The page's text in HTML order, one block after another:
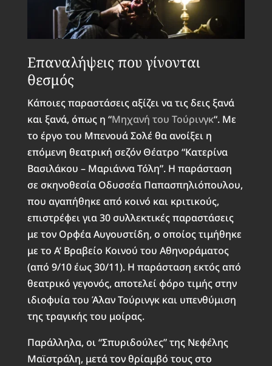
Επαναλήψεις που γίνονται
θεσμός
Κάποιες παραστάσεις αξίζει να τις δεις ξανά
και ξανά, όπως η “Μηχανή του Τούρινγκ“. Με
το έργο του Μπενουά Σολέ θα ανοίξει η
επόμενη θεατρική σεζόν Θέατρο “Κατερίνα
Βασιλάκου – Μαριάννα Τόλη”. Η παράσταση
σε σκηνοθεσία Οδυσσέα Παπασπηλιόπουλου,
που αγαπήθηκε από κοινό και κριτικούς,
επιστρέφει για 30 συλλεκτικές παραστάσεις
με τον Ορφέα Αυγουστίδη, ο οποίος τιμήθηκε
με το Α’ Βραβείο Κοινού του Αθηνοράματος
(από 9/10 έως 30/11). Η παράσταση εκτός από
θεατρικό γεγονός, αποτελεί φόρο τιμής στην
ιδιοφυία του Άλαν Τούρινγκ και υπενθύμιση
της τραγικής του μοίρας.
Παράλληλα, οι “Σπυριδούλες” της Νεφέλης
Μαϊστράλη, μετά τον θρίαμβό τους στο